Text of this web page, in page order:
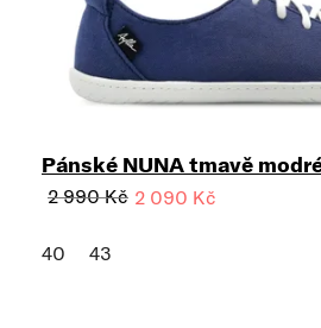
Pánské NUNA tmavě
2 990 Kč 2 090 Kč
40 43